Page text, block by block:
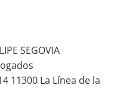
SEGOVIA
11300 La Línea de la